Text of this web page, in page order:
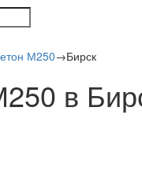
М250→Бирск
в